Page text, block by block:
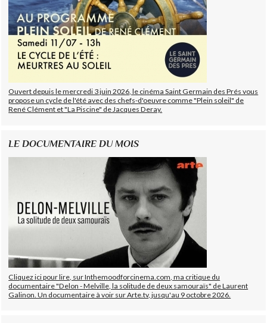
Ouvert depuis le mercredi 3 juin 2026, le cinéma Saint Germain des Prés vous
propose un cycle de l'été avec des chefs-d'oeuvre comme "Plein soleil" de
René Clément et "La Piscine" de Jacques Deray.
LE DOCUMENTAIRE DU MOIS
Cliquez ici pour lire, sur Inthemoodforcinema.com, ma critique du
documentaire "Delon - Melville, la solitude de deux samouraïs" de Laurent
Galinon. Un documentaire à voir sur Arte.tv, jusqu'au 9 octobre 2026.